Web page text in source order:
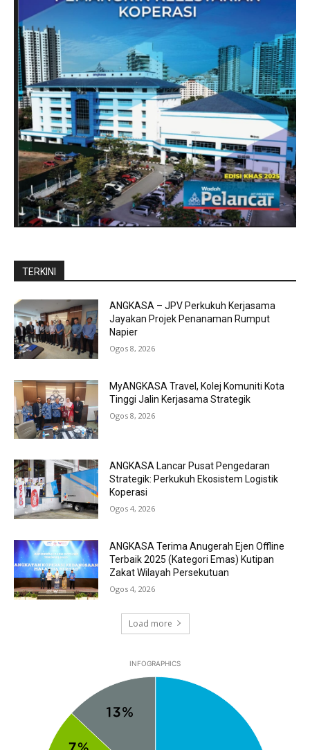
TERKINI
ANGKASA – JPV Perkukuh Kerjasama
Jayakan Projek Penanaman Rumput
Napier
Ogos 8, 2026
MyANGKASA Travel, Kolej Komuniti Kota
Tinggi Jalin Kerjasama Strategik
Ogos 8, 2026
ANGKASA Lancar Pusat Pengedaran
Strategik: Perkukuh Ekosistem Logistik
Koperasi
Ogos 4, 2026
ANGKASA Terima Anugerah Ejen Offline
Terbaik 2025 (Kategori Emas) Kutipan
Zakat Wilayah Persekutuan
Ogos 4, 2026
Load more
INFOGRAPHICS